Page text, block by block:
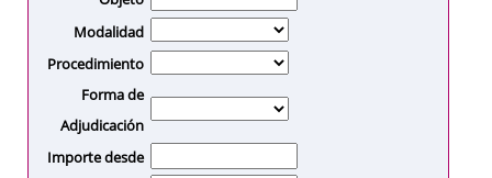
Modalidad
Procedimiento
Forma de
Adjudicación
Importe desde